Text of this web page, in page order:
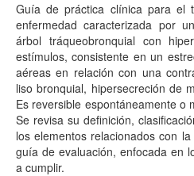
Guía de práctica clínica para el
enfermedad caracterizada por
árbol tráqueobronquial con
estímulos, consistente en un
aéreas en relación con una
liso bronquial, hipersecreción de
Es reversible espontáneamente o
Se revisa su definición,
los elementos relacionados con
guía de evaluación, enfocada en
a cumplir.